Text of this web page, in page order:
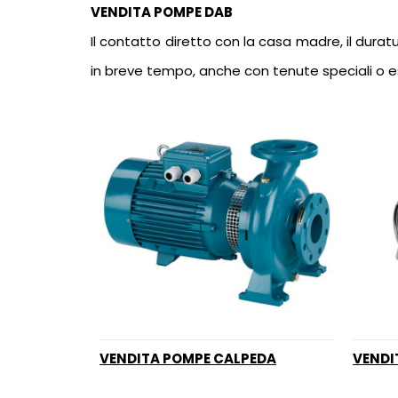
VENDITA POMPE DAB
Il contatto diretto con la casa madre, il
in breve tempo, anche con tenute speciali o
VENDITA POMPE CALPEDA